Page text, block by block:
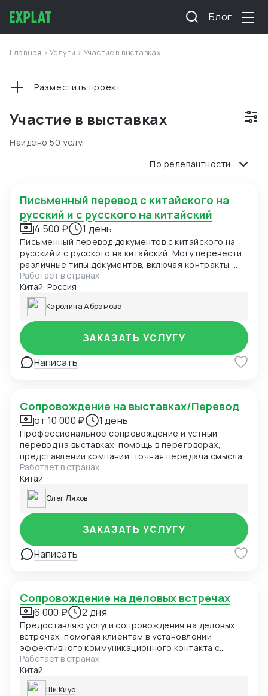
Блог
Главная >Услуги > Участие в выставках
Участие в выставках
Разместить проект
Найдено 50 услуг
По релевантности
Письменный перевод с китайского на
русский и с русского на китайский
4 500 ₽ 1 день
Письменный перевод документов с китайского на
русский и с русского на китайский. Могу перевести
различные типы документов, включая контракты,
презентации, технические спецификации и другие.
Работает в странах
Китай, Россия
Каролина Абрамова
Написать
ЗАКАЗАТЬ УСЛУГУ
Сопровождение на выставках/Перевод
от 10 000 ₽ 1 день
Профессиональное сопровождение и устный
перевод на выставках: помощь в переговорах,
представлении компании, точная передача смысла
и установление доверия с партнёрами. Китайский-
русский
Работает в странах
Китай
Олег Ляхов
Написать
ЗАКАЗАТЬ УСЛУГУ
Сопровождение на деловых встречах
6 000 ₽ 2 дня
Предоставляю услуги сопровождения на деловых
встречах, помогая клиентам в установлении
эффективного коммуникационного контакта с
китайскими партнерами.
Работает в странах
Китай
Ши Киуо